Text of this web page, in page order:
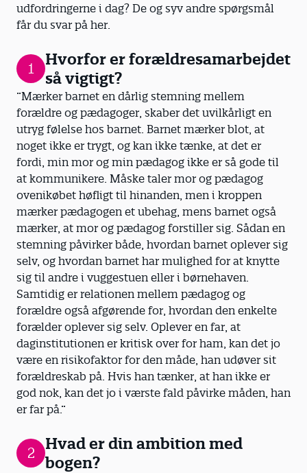
udfordringerne i dag? De og syv andre spørgsmål
får du svar på her.
1
Hvorfor er forældresamarbejdet
så vigtigt?
”Mærker barnet en dårlig stemning mellem
forældre og pædagoger, skaber det uvilkårligt en
utryg følelse hos barnet. Barnet mærker blot, at
noget ikke er trygt, og kan ikke tænke, at det er
fordi, min mor og min pædagog ikke er så gode til
at kommunikere. Måske taler mor og pædagog
ovenikøbet høfligt til hinanden, men i kroppen
mærker pædagogen et ubehag, mens barnet også
mærker, at mor og pædagog forstiller sig. Sådan en
stemning påvirker både, hvordan barnet oplever sig
selv, og hvordan barnet har mulighed for at knytte
sig til andre i vuggestuen eller i børnehaven.
Samtidig er relationen mellem pædagog og
forældre også afgørende for, hvordan den enkelte
forælder oplever sig selv. Oplever en far, at
daginstitutionen er kritisk over for ham, kan det jo
være en risikofaktor for den måde, han udøver sit
forældreskab på. Hvis han tænker, at han ikke er
god nok, kan det jo i værste fald påvirke måden, han
er far på.”
2
Hvad er din ambition med
bogen?